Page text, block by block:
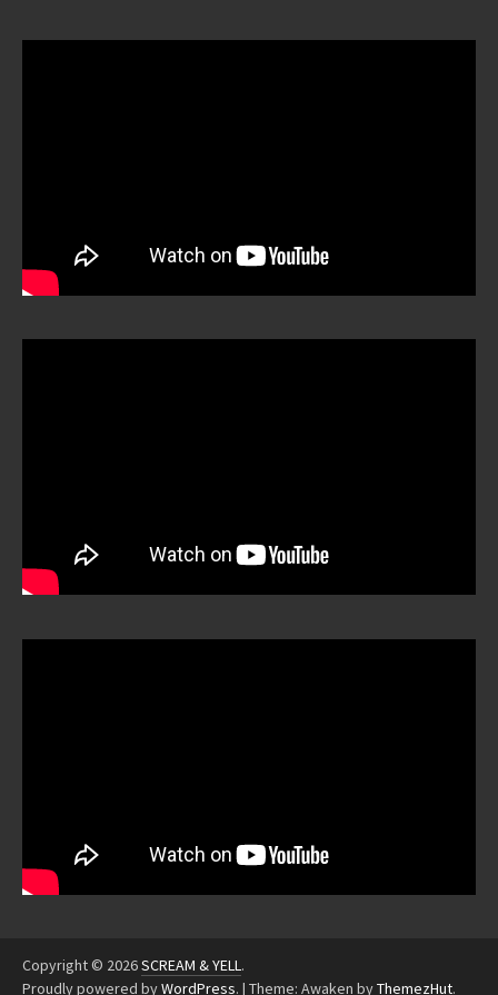
Copyright © 2026SCREAM & YELL.
Proudly powered byWordPress. | Theme: Awaken byThemezHut.